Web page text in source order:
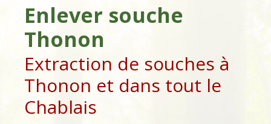
Enlever souche
Thonon
Extraction de souches à
Thonon et dans tout le
Chablais